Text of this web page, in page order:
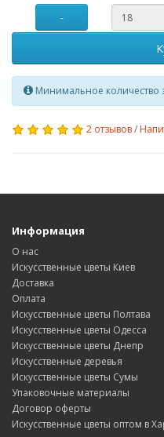
-
Минимальное количество
2 отзывов/
Информация
О нас
Искусственные цветы Киев
Доставка
Оплата
Искусственные цветы Полтава
Искусственные цветы Одесса
Искусственные цветы Днепр
Искусственные деревья
Искусственные цветы Сумы
Упаковочные материалы
Договор оферты
Искусственные цветы оптом в